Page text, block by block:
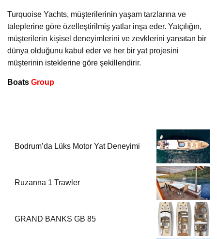
Turquoise Yachts, müşterilerinin yaşam tarzlarına ve
taleplerine göre özelleştirilmiş yatlar inşa eder. Yatçılığın,
müşterilerin kişisel deneyimlerini ve zevklerini yansıtan bir
dünya olduğunu kabul eder ve her bir yat projesini
müşterinin isteklerine göre şekillendirir.
Boats Group
Bodrum’da Lüks Motor Yat Deneyimi
Ruzanna 1 Trawler
GRAND BANKS GB 85